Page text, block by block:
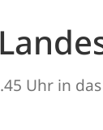
Uhr in